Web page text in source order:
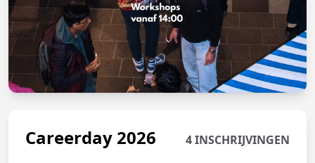
Careerday 2026 4 INSCHRIJVINGEN